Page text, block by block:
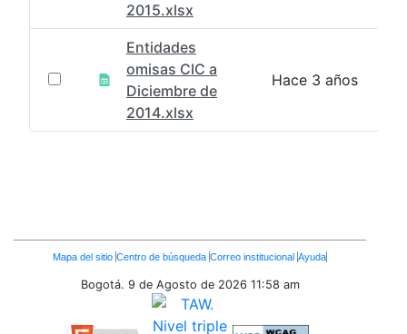
2015.xlsx
Entidades
omisas CIC a
Diciembre de
2014.xlsx
Hace 3 años
Enlaces
Inferiores
Mapa del sitio Centro de búsqueda Correo institucional Ayuda
Bogotá. 9 de Agosto de 2026 11:58 am